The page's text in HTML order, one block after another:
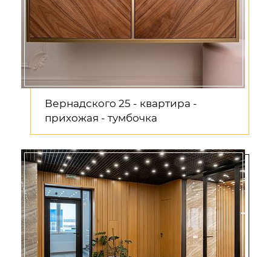
Вернадского 25 - квартира -
прихожая - тумбочка